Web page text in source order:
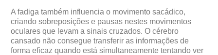
A fadiga também influencia o movimento sacádico,
criando sobreposições e pausas nestes movimentos
oculares que levam a sinais cruzados. O cérebro
cansado não consegue transferir as informações de
forma eficaz quando está simultaneamente tentando ver